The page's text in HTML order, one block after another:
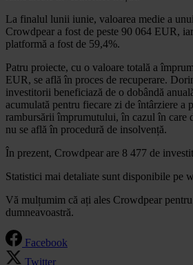
La finalul lunii iunie, valoarea medie a
Crowdpear a fost de peste 90 064 EUR,
platformă a fost de 59,4%.
Patru proiecte, cu o valoare totală a
EUR, se află în proces de recuperare.
investitorii beneficiază de o dobândă
acumulată pentru fiecare zi de întârziere a
rambursării împrumutului, în cazul în care
nu se află în procedură de insolvență.
În prezent, Crowdpear are 8 477 de
Statistici mai detaliate sunt disponibile pe
Vă mulțumim că ați ales Crowdpear
dumneavoastră.
Facebook
Twitter